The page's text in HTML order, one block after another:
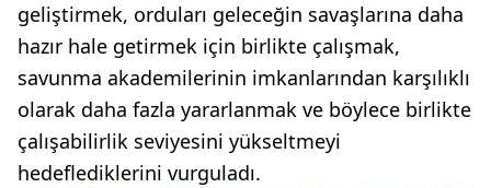
geliştirmek, orduları geleceğin savaşlarına daha
hazır hale getirmek için birlikte çalışmak,
savunma akademilerinin imkanlarından karşılıklı
olarak daha fazla yararlanmak ve böylece birlikte
çalışabilirlik seviyesini yükseltmeyi
hedeflediklerini vurguladı.